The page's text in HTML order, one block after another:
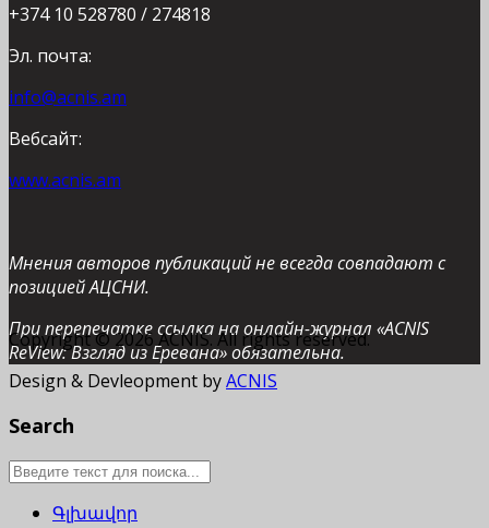
+374 10 528780 / 274818
Эл. почта:
info@acnis.am
Вебсайт:
www.acnis.am
Мнения авторов публикаций не всегда совпадают с
позицией АЦСНИ.
При перепечатке ссылка на онлайн-журнал «ACNIS
ReView: Взгляд из Еревана» обязательна.
Copyright © 2026 ACNIS. All rights reserved.
Design & Devleopment byACNIS
Search
Գլխավոր